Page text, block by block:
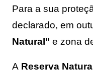
Para a sua
declarado, em
Natural" e zona
A Reserva